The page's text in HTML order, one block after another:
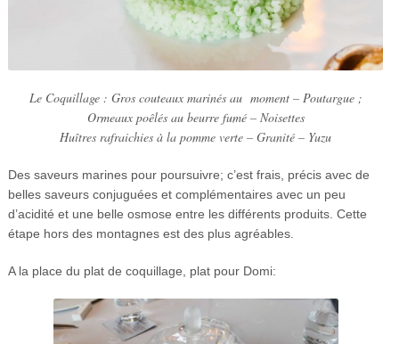
Le Coquillage : Gros couteaux marinés au moment – Poutargue ;
Ormeaux poêlés au beurre fumé – Noisettes
Huîtres rafraichies à la pomme verte – Granité – Yuzu
Des saveurs marines pour poursuivre; c’est frais, précis avec de
belles saveurs conjuguées et complémentaires avec un peu
d’acidité et une belle osmose entre les différents produits. Cette
étape hors des montagnes est des plus agréables.
A la place du plat de coquillage, plat pour Domi: